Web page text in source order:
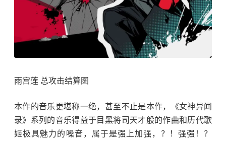
雨宫莲 总攻击结算图
本作的音乐更堪称一绝，甚至不止是本作，《女神异闻
录》系列的音乐得益于目黑将司天才般的作曲和历代歌
姬极具魅力的嗓音，属于是强上加强，？！强强！？